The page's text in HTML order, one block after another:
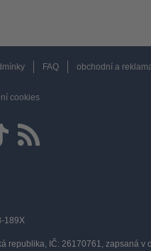
FAQ obchodní a
cookies
189X
republika, IČ: 26170761, zapsaná v